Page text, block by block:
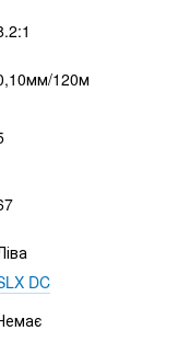
120м
DC